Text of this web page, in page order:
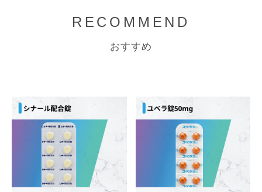
RECOMMEND
おすすめ